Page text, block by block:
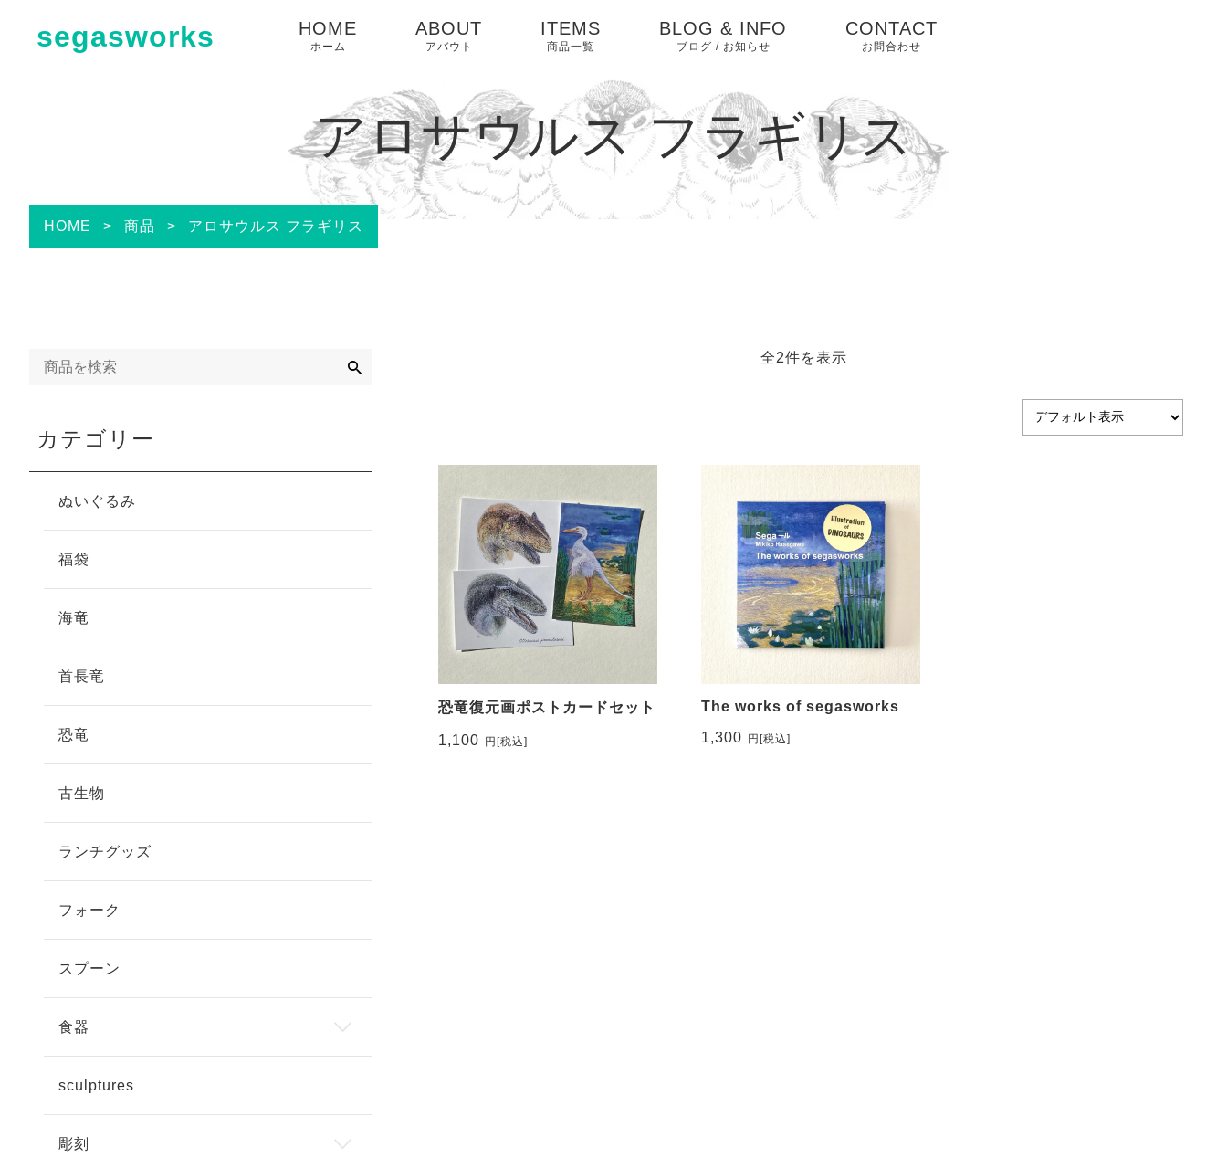
segasworks HOME
ホーム
ABOUT
アバウト
ITEMS
商品一覧
BLOG & INFO
ブログ / お知らせ
お知らせ
ブログ
ピックアップ
CONTACT
お問合わせ
アロサウルス フラギリス
HOME > 商品 > アロサウルス フラギリス
全2件を表示
恐竜復元画ポストカードセット
1,100 円[税込]
The works of segasworks
1,300 円[税込]
カテゴリー
ぬいぐるみ
福袋
海竜
首長竜
恐竜
古生物
ランチグッズ
フォーク
スプーン
食器
sculptures
彫刻